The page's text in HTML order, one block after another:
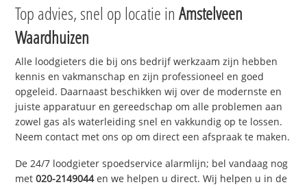
Top advies, snel op locatie inAmstelveen
Waardhuizen
Alle loodgieters die bij ons bedrijf werkzaam zijn hebben
kennis en vakmanschap en zijn professioneel en goed
opgeleid. Daarnaast beschikken wij over de modernste en
juiste apparatuur en gereedschap om alle problemen aan
zowel gas als waterleiding snel en vakkundig op te lossen.
Neem contact met ons op om direct een afspraak te maken.
De 24/7 loodgieter spoedservice alarmlijn; bel vandaag nog
met020-2149044en we helpen u direct. Wij helpen u in de